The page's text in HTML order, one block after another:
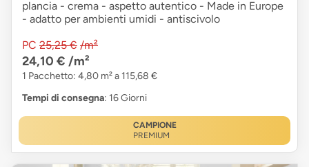
plancia - crema - aspetto autentico - Made in Europe
- adatto per ambienti umidi - antiscivolo
PC 25,25 € /m²
24,10 € /m²
1 Pacchetto: 4,80 m² a 115,68 €
Tempi di consegna: 16 Giorni
CAMPIONE
PREMIUM